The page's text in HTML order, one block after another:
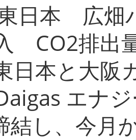
日本 広畑
CO2排出
日本と大阪
エナ
結し、今月